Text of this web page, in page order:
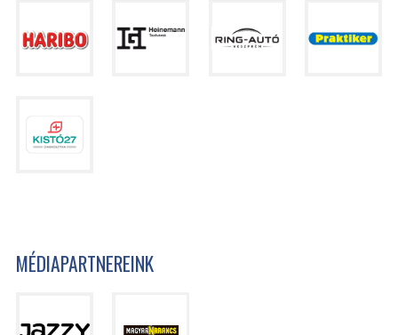
MÉDIAPARTNEREINK